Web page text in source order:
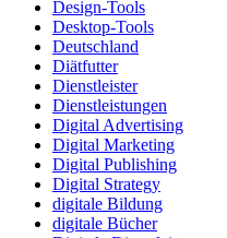
Design-Tools
Desktop-Tools
Deutschland
Diätfutter
Dienstleister
Dienstleistungen
Digital Advertising
Digital Marketing
Digital Publishing
Digital Strategy
digitale Bildung
digitale Bücher